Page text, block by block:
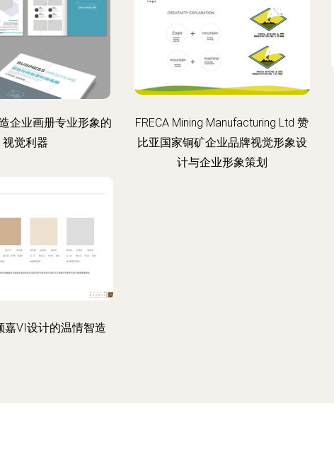
企业画册专业形象的
视觉利器
FRECA Mining Manufacturing Ltd 赞
比亚国家铜矿企业品牌视觉形象设
计与企业形象策划
嘉VI设计的温情智造